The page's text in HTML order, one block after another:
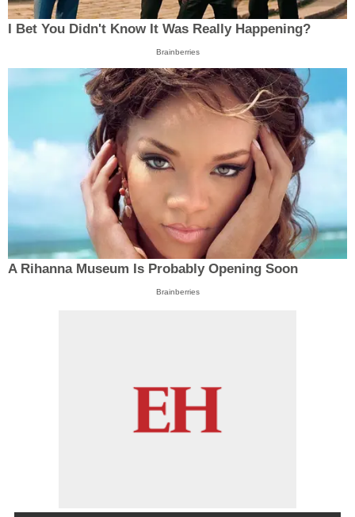
I Bet You Didn't Know It Was Really Happening?
Brainberries
A Rihanna Museum Is Probably Opening Soon
Brainberries